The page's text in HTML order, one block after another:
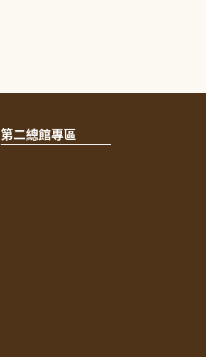
第二總館專區